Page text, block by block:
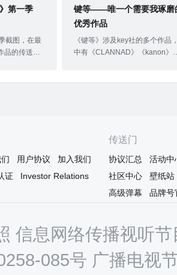
第一季
截图，在最
品的传送
了
季指的是1-
话
键等——唯一个需要我琢磨
优秀作品
《键等》涉及key社的多个作品
中有《CLANNAD》《kanon》
《Clannad》的古河渚，《夏洛
梦》的星野梦美，《Angel
Beats!》的立华奏都给我留下了
渚《Angel Beats!》立华奏《星
用户协议
加入我们
证 Investor Relations
传送门
协议汇总
活动中
社区中心
壁纸站
高级弹幕
品牌号
信息网络传播视听
085号 广播电视